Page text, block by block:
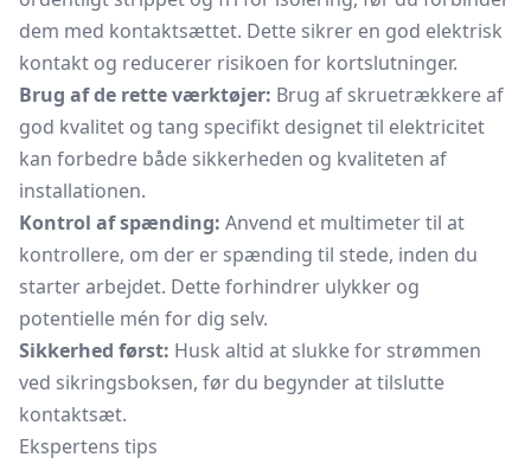
dem med kontaktsættet. Dette sikrer en god elektrisk
kontakt og reducerer risikoen for kortslutninger.
Brug af de rette værktøjer: Brug af skruetrækkere af
god kvalitet og tang specifikt designet til elektricitet
kan forbedre både sikkerheden og kvaliteten af
installationen.
Kontrol af spænding: Anvend et multimeter til at
kontrollere, om der er spænding til stede, inden du
starter arbejdet. Dette forhindrer ulykker og
potentielle mén for dig selv.
Sikkerhed først: Husk altid at slukke for strømmen
ved sikringsboksen, før du begynder at tilslutte
kontaktsæt.
Ekspertens tips